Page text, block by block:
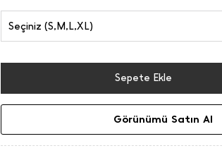
Seçiniz (S,M,L,XL)
Sepete Ekle
Görünümü Satın Al